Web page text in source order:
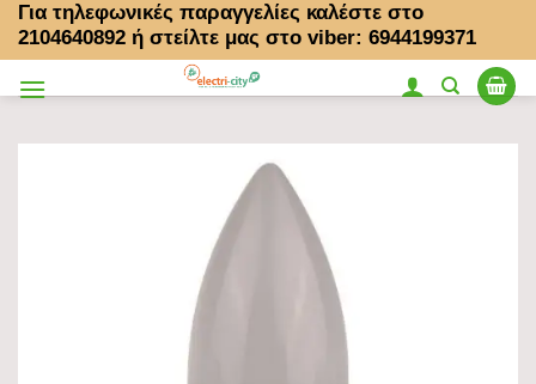
Μετάβαση
στο
Για τηλεφωνικές παραγγελίες καλέστε στο
2104640892 ή στείλτε μας στο viber: 6944199371